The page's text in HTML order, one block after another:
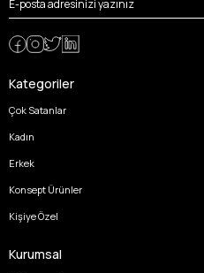
Kategoriler
Çok Satanlar
Kadın
Erkek
Konsept Ürünler
Kişiye Özel
Kurumsal